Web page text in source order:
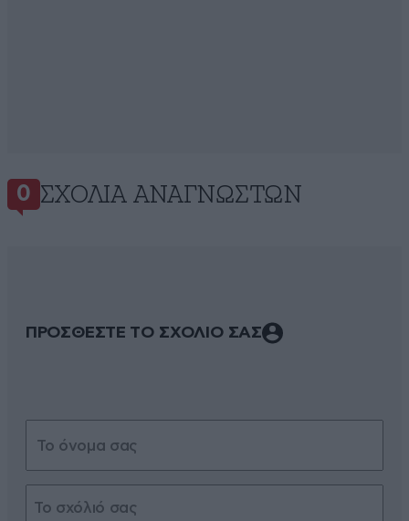
0 ΣΧΌΛΙΑ ΑΝΑΓΝΩΣΤΏΝ
ΠΡΟΣΘΕΣΤΕ ΤΟ ΣΧΟΛΙΟ ΣΑΣ